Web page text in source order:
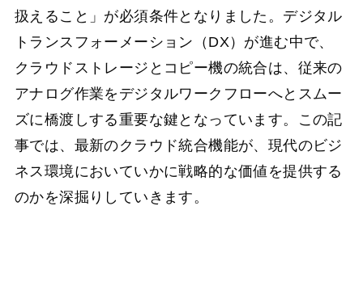
扱えること」が必須条件となりました。デジタル
トランスフォーメーション（DX）が進む中で、
クラウドストレージとコピー機の統合は、従来の
アナログ作業をデジタルワークフローへとスムー
ズに橋渡しする重要な鍵となっています。この記
事では、最新のクラウド統合機能が、現代のビジ
ネス環境においていかに戦略的な価値を提供する
のかを深掘りしていきます。